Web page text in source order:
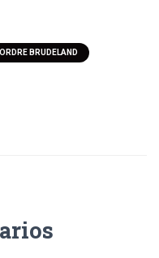
BRUDELAND